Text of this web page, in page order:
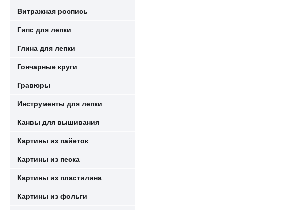
Витражная роспись
Гипс для лепки
Глина для лепки
Гончарные круги
Гравюры
Инструменты для лепки
Канвы для вышивания
Картины из пайеток
Картины из песка
Картины из пластилина
Картины из фольги